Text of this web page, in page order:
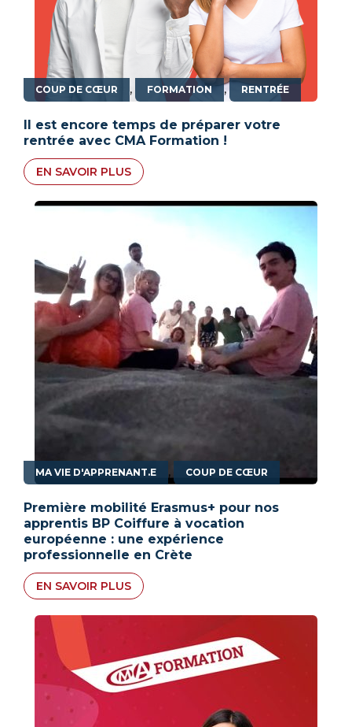
COUP DE CŒUR , FORMATION , RENTRÉE
Il est encore temps de préparer votre
rentrée avec CMA Formation !
EN SAVOIR PLUS
MA VIE D'APPRENANT.E , COUP DE CŒUR
Première mobilité Erasmus+ pour nos
apprentis BP Coiffure à vocation
européenne : une expérience
professionnelle en Crète
EN SAVOIR PLUS